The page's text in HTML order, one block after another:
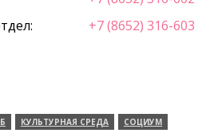
+7 (8652) 316-603
КУЛЬТУРНАЯ СРЕДА СОЦИУМ